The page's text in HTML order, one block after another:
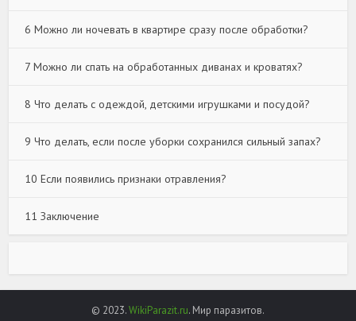
6 Можно ли ночевать в квартире сразу после обработки?
7 Можно ли спать на обработанных диванах и кроватях?
8 Что делать с одеждой, детскими игрушками и посудой?
9 Что делать, если после уборки сохранился сильный запах?
10 Если появились признаки отравления?
11 Заключение
© 2023.WikiParazit.ru. Мир паразитов.